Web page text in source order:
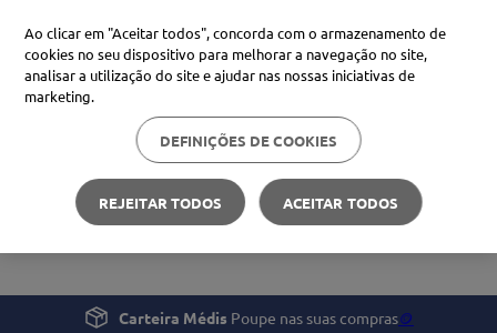
Procure no Marketplace Médis
Pesquisas mais comuns
xiaomi
cerave
Bem-estar
Nutrição
Suplemento Alívio Dor Articular Joint Complex Gold
Carteira Médis Poupe nas suas compras🪙
Ao clicar em "Aceitar todos", concorda com o armazenamento de
cookies no seu dispositivo para melhorar a navegação no site,
analisar a utilização do site e ajudar nas nossas iniciativas de
marketing.
DEFINIÇÕES DE COOKIES
REJEITAR TODOS ACEITAR TODOS